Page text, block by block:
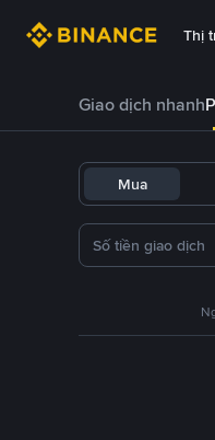
Thị
Giao dịch nhanh
Mua